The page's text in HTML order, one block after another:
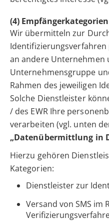
(4) Empfängerkategorien
Wir übermitteln zur
an andere Unternehmen
Unternehmensgruppe
Rahmen des jeweiligen
Solche Dienstleister
/ des EWR Ihre
verarbeiten (vgl. unten
„Datenübermittlung in
Hierzu gehören
Kategorien:
Dienstleister zur
Versand von SMS im